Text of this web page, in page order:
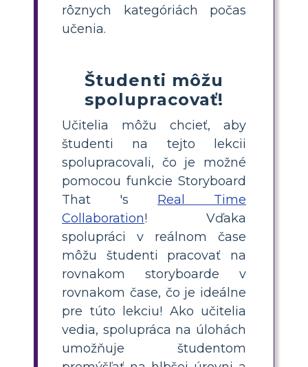
rôznych kategóriách počas
učenia.
Študenti môžu
spolupracovať!
Učitelia môžu chcieť, aby
študenti na tejto lekcii
spolupracovali, čo je možné
pomocou funkcie Storyboard
That 's Real Time
Collaboration! Vďaka
spolupráci v reálnom čase
môžu študenti pracovať na
rovnakom storyboarde v
rovnakom čase, čo je ideálne
pre túto lekciu! Ako učitelia
vedia, spolupráca na úlohách
umožňuje študentom